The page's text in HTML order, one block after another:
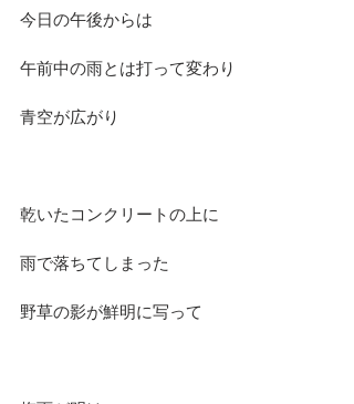
今日の午後からは
午前中の雨とは打って変わり
青空が広がり
乾いたコンクリートの上に
雨で落ちてしまった
野草の影が鮮明に写って